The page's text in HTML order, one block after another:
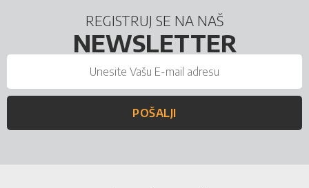
REGISTRUJ SE NA NAŠ
NEWSLETTER
POŠALJI